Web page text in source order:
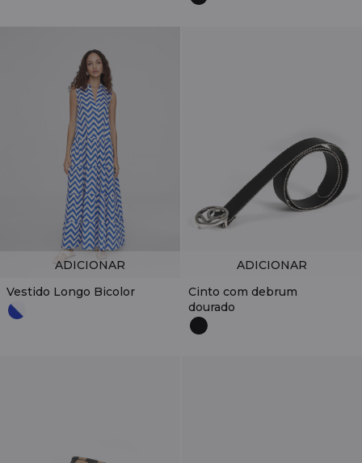
Vestido Longo Bicolor
ADICIONAR
Cinto com debrum
dourado
ADICIONAR